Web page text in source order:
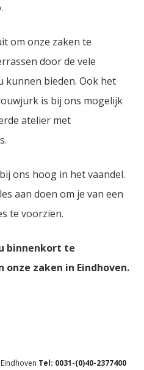
om onze zaken te
door de vele
kunnen bieden. Ook het
is bij ons mogelijk
atelier met
ons hoog in het vaandel.
aan doen om je van een
te voorzien.
binnenkort te
zaken in Eindhoven.
Tel: 0031-(0)40-2377400